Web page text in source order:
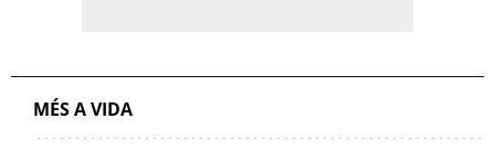
MÉS A VIDA